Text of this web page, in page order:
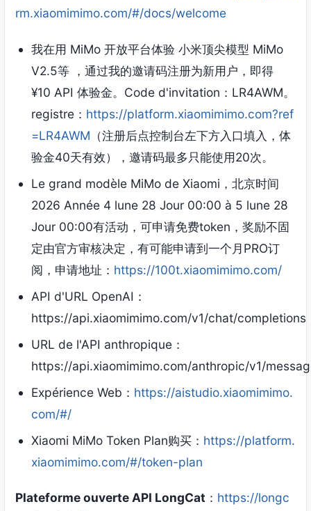
rm.xiaomimimo.com/#/docs/welcome
我在用 MiMo 开放平台体验 小米顶尖模型 MiMo
V2.5等 ，通过我的邀请码注册为新用户 ， 即得
¥10 API 体验金。Code d'invitation： LR4AWM。
registre： https://platform.xiaomimimo.com?ref
=LR4AWM （注册后点控制台左下方入口填入 ，体
验金40天有效）
，邀请码最多只能使用20次。
Le grand modèle MiMo de Xiaomi，北京时间
2026 Année 4 lune 28 Jour 00:00 à 5 lune 28
Jour 00:00有活动 ，可申请免费token ，奖励不固
定由官方审核决定 ，有可能申请到一个月PRO订
阅 ， 申请地址 ： https://100t.xiaomimimo.com/
API d'URL OpenAI：
https://api.xiaomimimo.com/v1/chat/completions
URL de l'API anthropique：
https://api.xiaomimimo.com/anthropic/v1/
Expérience Web： https://aistudio.xiaomimimo.
com/#/
Xiaomi MiMo Token Plan购买 ： https://platform.
xiaomimimo.com/#/token-plan
Plateforme ouverte API LongCat： https://longc